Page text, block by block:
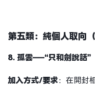
第五類：純個人取向 （
8. 孤雲——“只和劍說話”
加入方式/要求：在開封